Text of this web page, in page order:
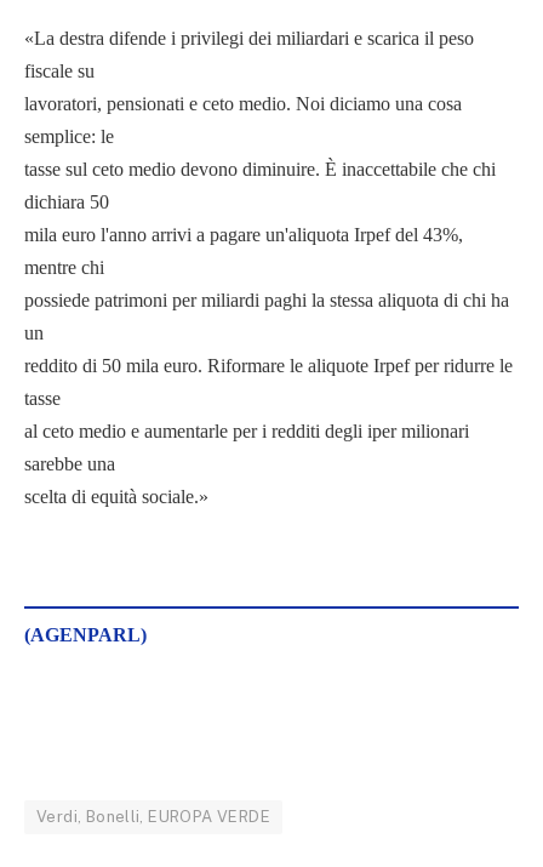
«La destra difende i privilegi dei miliardari e scarica il peso
fiscale su
lavoratori, pensionati e ceto medio. Noi diciamo una cosa
semplice: le
tasse sul ceto medio devono diminuire. È inaccettabile che chi
dichiara 50
mila euro l'anno arrivi a pagare un'aliquota Irpef del 43%,
mentre chi
possiede patrimoni per miliardi paghi la stessa aliquota di chi ha
un
reddito di 50 mila euro. Riformare le aliquote Irpef per ridurre le
tasse
al ceto medio e aumentarle per i redditi degli iper milionari
sarebbe una
scelta di equità sociale.»
(AGENPARL)
Verdi, Bonelli, EUROPA VERDE